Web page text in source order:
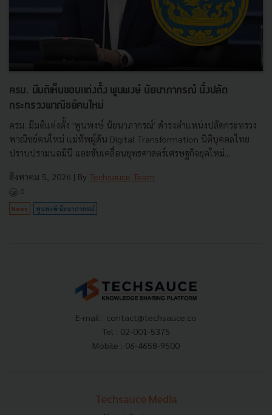
ครม. มีมติเห็นชอบแต่งตั้ง พูนพงษ์ นัยนาภากรณ์ นั่งปลัด
กระทรวงพาณิชย์คนใหม่
ครม. มีมติแต่งตั้ง 'พูนพงษ์ นัยนาภากรณ์' ดำรงตำแหน่งปลัดกระทรวง
พาณิชย์คนใหม่ แม่ทัพผู้ดัน Digital Transformation นิติบุคคลไทย
ปราบปรามนอมินี และขับเคลื่อนยุทธศาสตร์เศรษฐกิจยุคใหม่...
สิงหาคม 5, 2026 | By Techsauce Team
0
News พูนพงษ์ นัยนาภากรณ์
E-mail : contact@techsauce.co
Tel : 02-001-5375
Mobile : 06-4658-9500
Techsauce Media